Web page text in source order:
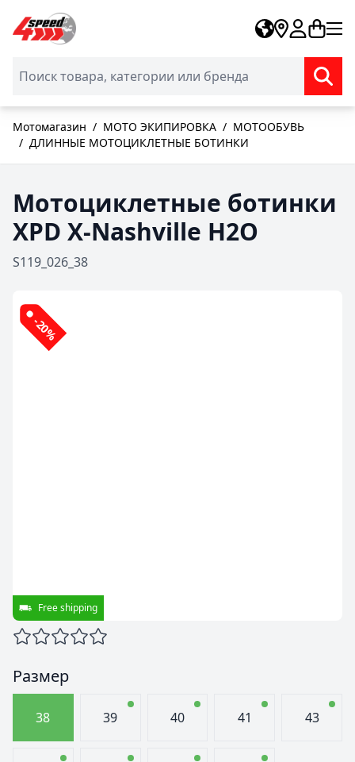
Skip to Content
Мотомагазин / МОТО ЭКИПИРОВКА / МОТООБУВЬ
/ ДЛИННЫЕ МОТОЦИКЛЕТНЫЕ БОТИНКИ
Мотоциклетные ботинки
XPD X-Nashville H2O
S119_026_38
-20%
Free shipping
Размер
38 39 40 41 43